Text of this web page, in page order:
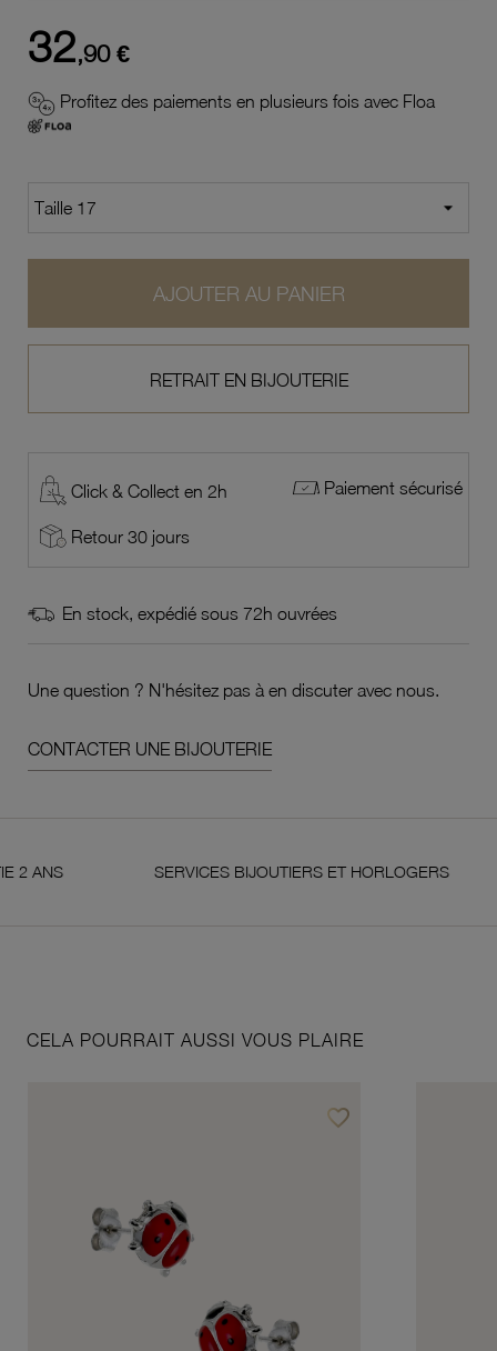
32,90 €
Profitez des paiements en plusieurs fois avec Floa
AJOUTER AU PANIER
RETRAIT EN BIJOUTERIE
Click & Collect en 2h Paiement sécurisé
Retour 30 jours
En stock, expédié sous 72h ouvrées
Une question ? N'hésitez pas à en discuter avec nous.
CONTACTER UNE BIJOUTERIE
SERVICES BIJOUTIERS ET HORLOGERS
CELA POURRAIT AUSSI VOUS PLAIRE
favorite_borderAjouter à vos favoris